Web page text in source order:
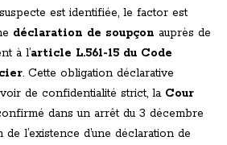
est identifiée, le factor est
déclaration de soupçon auprès de
à l’article L.561-15 du Code
. Cette obligation déclarative
de confidentialité strict, la Cour
dans un arrêt du 3 décembre
l’existence d’une déclaration de